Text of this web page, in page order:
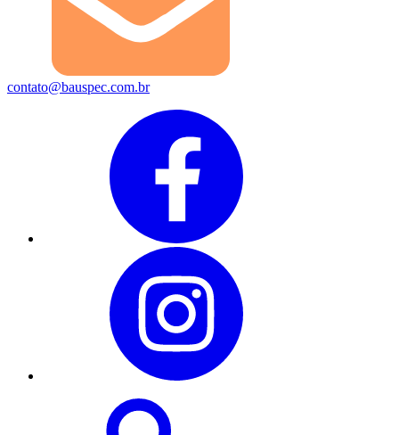
contato@bauspec.com.br